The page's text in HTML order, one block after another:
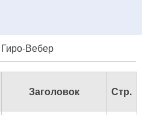
Вебер
Заголовок Стр.